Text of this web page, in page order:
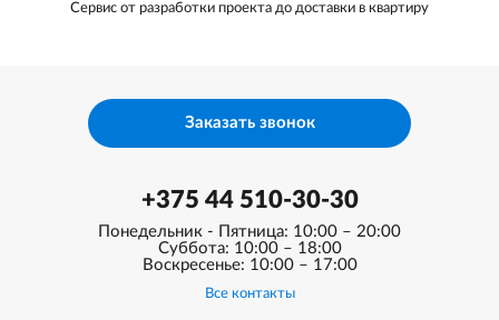
Сервис от разработки проекта до доставки в квартиру
+375 44 510-30-30
Понедельник - Пятница: 10:00 – 20:00
Суббота: 10:00 – 18:00
Воскресенье: 10:00 – 17:00
Все контакты
Заказать звонок